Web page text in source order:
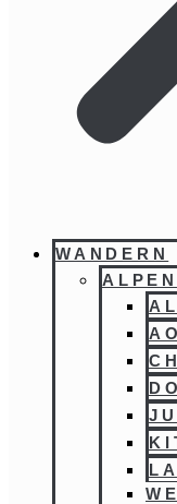
WANDERN
ALPEN